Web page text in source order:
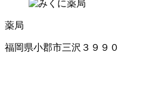
薬局
福岡県小郡市三沢３９９０